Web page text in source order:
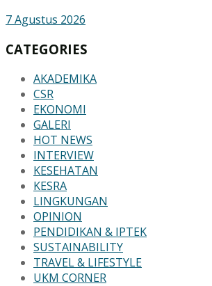
7 Agustus 2026
CATEGORIES
AKADEMIKA
CSR
EKONOMI
GALERI
HOT NEWS
INTERVIEW
KESEHATAN
KESRA
LINGKUNGAN
OPINION
PENDIDIKAN & IPTEK
SUSTAINABILITY
TRAVEL & LIFESTYLE
UKM CORNER